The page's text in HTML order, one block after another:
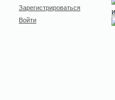
Зарегистрироваться
Войти